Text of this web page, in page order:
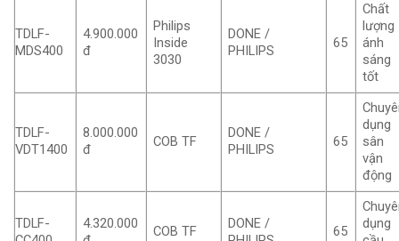
TDLF-
MDS400
4.900.000
đ
Philips
Inside
3030
DONE /
PHILIPS
65
Chất
lượng
ánh
sáng
tốt
TDLF-
VDT1400
8.000.000
đ
COB TF
DONE /
PHILIPS
65
dụng
sân
vận
động
TDLF-
4.320.000
COB TF
DONE /
65
dụng